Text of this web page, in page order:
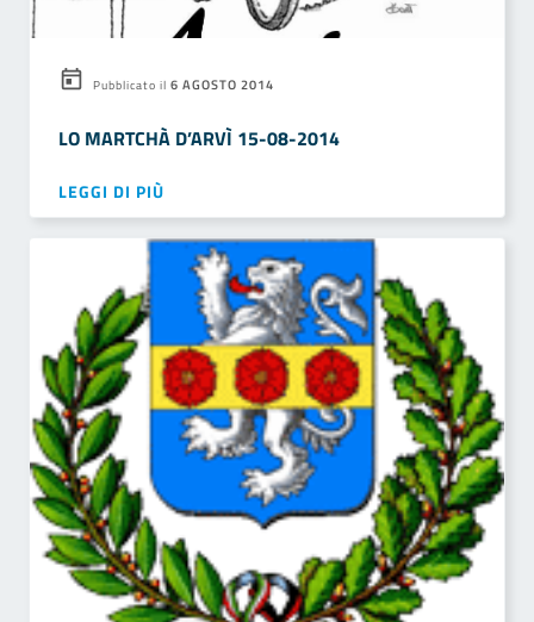
Pubblicato il 6 AGOSTO 2014
LO MARTCHÀ D’ARVÌ 15-08-2014
LEGGI DI PIÙ